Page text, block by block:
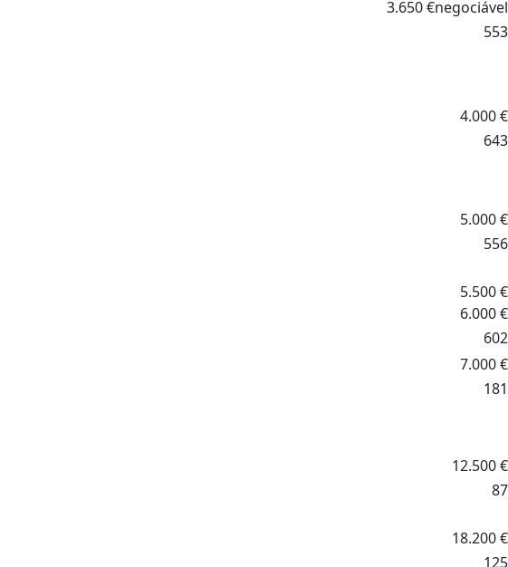
3.650€negociável
553
4.000€
643
5.000€
556
5.500€
6.000€
602
7.000€
181
12.500€
87
18.200€
125